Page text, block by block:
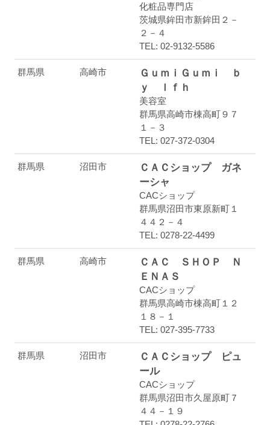
化粧品専門店
茨城県鉾田市新鉾田２－
２－４
TEL: 02-9132-5586
群馬県 高崎市
ＧｕｍｉＧｕｍｉ ｂ
ｙ ｌｆｈ
美容室
群馬県高崎市棟高町９７
１－３
TEL: 027-372-0304
群馬県 沼田市
ＣＡＣショップ ガネ
ーシャ
CACショップ
群馬県沼田市東原新町１
４４２－４
TEL: 0278-22-4499
群馬県 高崎市
ＣＡＣ ＳＨＯＰ Ｎ
ＥＮＡＳ
CACショップ
群馬県高崎市棟高町１２
１８－１
TEL: 027-395-7733
群馬県 沼田市
ＣＡＣショップ ピュ
ール
CACショップ
群馬県沼田市久屋原町７
４４－１９